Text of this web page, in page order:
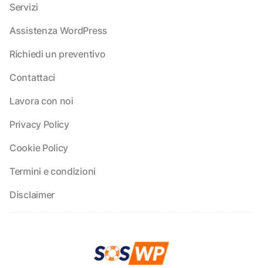
Servizi
Assistenza WordPress
Richiedi un preventivo
Contattaci
Lavora con noi
Privacy Policy
Cookie Policy
Termini e condizioni
Disclaimer